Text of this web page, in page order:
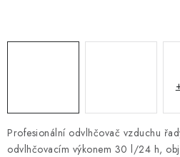
Ochrana osobních
Slovník pojmů
Zpětný odběr
Návody
Novinky Blog
Profesionální odvlhčovač vzduchu
odvlhčovacím výkonem 30 l/24 h,